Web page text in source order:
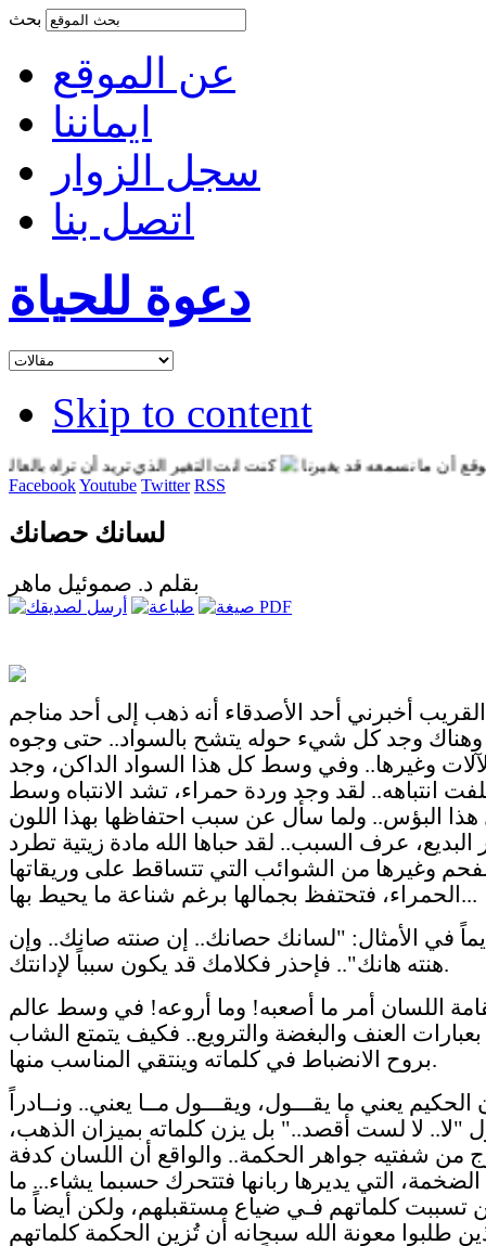
عن الموقع
ايماننا
سجل الزوار
اتصل بنا
دعوة للحياة
Skip to content
نسمعه قد يغيرنا كنت انت التغير الذي تريد أن تراه بالعالم
FacebookYoutube Twitter RSS
لسانك حصانك
بقلم د. صموئيل ماهر
أخبرني أحد الأصدقاء أنه ذهب إلى أحد مناجم
وهناك وجد كل شيء حوله يتشح بالسواد.. حتى وجوه
وغيرها.. وفي وسط كل هذا السواد الداكن، وجد
انتباهه.. لقد وجد وردة حمراء، تشد الانتباه وسط
البؤس.. ولما سأل عن سبب احتفاظها بهذا اللون
البديع، عرف السبب.. لقد حباها الله مادة زيتية تطرد
وغيرها من الشوائب التي تتساقط على وريقاتها
الحمراء، فتحتفظ بجمالها برغم شناعة ما يحيط بها...
في الأمثال: "لسانك حصانك.. إن صنته صانك.. وإن
هنته هانك".. فإحذر فكلامك قد يكون سبباً لإدانتك.
اللسان أمر ما أصعبه! وما أروعه! في وسط عالم
بعبارات العنف والبغضة والترويع.. فكيف يتمتع الشاب
بروح الانضباط في كلماته وينتقي المناسب منها.
الحكيم يعني ما يقـــول، ويقـــول مــا يعني.. ونــادراً
"لا.. لا لست أقصد.." بل يزن كلماته بميزان الذهب،
من شفتيه جواهر الحكمة.. والواقع أن اللسان كدفة
الضخمة، التي يديرها ربانها فتتحرك حسبما يشاء... ما
تسببت كلماتهم فـي ضياع مستقبلهم، ولكن أيضاً ما
طلبوا معونة الله سبحانه أن تُزين الحكمة كلماتهم